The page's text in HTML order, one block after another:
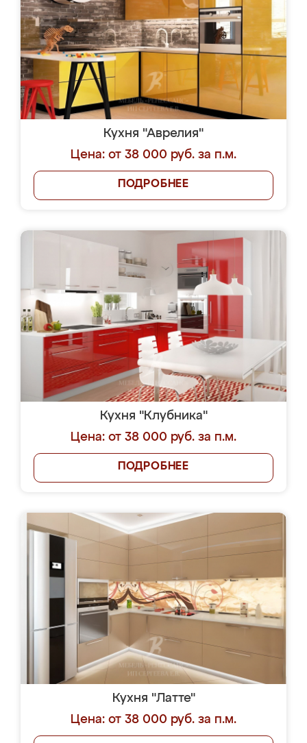
Кухня "Аврелия"
Цена: от 38 000 руб. за п.м.
ПОДРОБНЕЕ
Кухня "Клубника"
Цена: от 38 000 руб. за п.м.
ПОДРОБНЕЕ
Кухня "Латте"
Цена: от 38 000 руб. за п.м.